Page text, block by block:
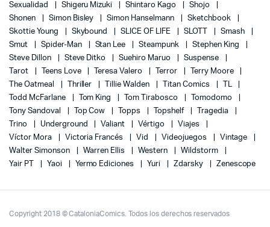
Sexualidad
Shigeru Mizuki Shintaro Kago
Shojo
Shonen
Simon Bisley Simon Hanselmann
Sketchbook
Skottie Young
Skybound SLICE OF LIFE SLOTT
Smash
Smut
Spider-Man Stan Lee Steampunk
Stephen King
Steve Dillon
Steve Ditko Suehiro Maruo
Suspense
Tarot
Teens Love Teresa Valero Terror
Terry Moore
The Oatmeal
Thriller Tillie Walden Titan Comics
Todd McFarlane
Tom King Tom Tirabosco
Tomodomo
Tony Sandoval
Top Cow Topps Topshelf
Tragedia
Trino
Underground Valiant Vértigo
Viajes
Víctor Mora
Victoria Francés Vid Videojuegos
Vintage
Walter Simonson
Warren Ellis Western
Wildstorm
Yair PT
Yaoi Yermo Ediciones Yuri Zdarsky Zenescope
Copyright 2018 © CataloniaComics. Todos los derechos reservados